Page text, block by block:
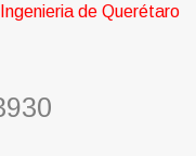
de Querétaro